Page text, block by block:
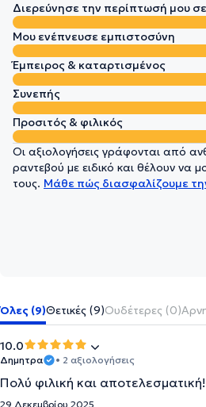
Διερεύνησε την περίπτωσή μου
Μου ενέπνευσε εμπιστοσύνη
Έμπειρος & καταρτισμένος
Συνεπής
Προσιτός & φιλικός
Οι αξιολογήσεις γράφονται από
ραντεβού με ειδικό και θέλουν να
τους. Μάθε πώς διασφαλίζουμε
Όλες (9)Θετικές (9)Ουδέτερες (0)
10.0
Δημητρα • 2 αξιολογήσεις
Πολύ φιλική και
29 Δεκεμβρίου 2025